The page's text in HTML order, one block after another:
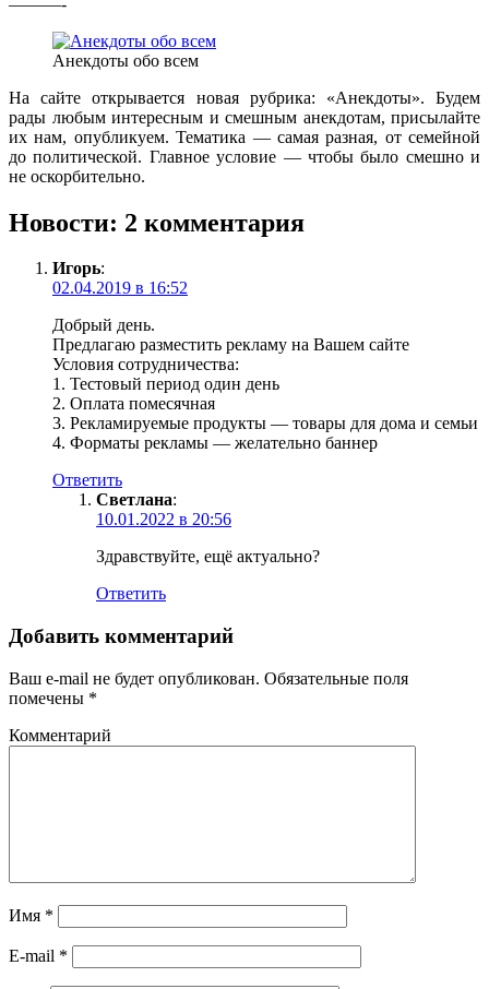
Анекдоты обо всем
На сайте открывается новая рубрика: «Анекдоты». Будем
рады любым интересным и смешным анекдотам, присылайте
их нам, опубликуем. Тематика — самая разная, от семейной
до политической. Главное условие — чтобы было смешно и
не оскорбительно.
Новости: 2 комментария
Игорь:
02.04.2019 в 16:52
Добрый день.
Предлагаю разместить рекламу на Вашем сайте
Условия сотрудничества:
1. Тестовый период один день
2. Оплата помесячная
3. Рекламируемые продукты — товары для дома и семьи
4. Форматы рекламы — желательно баннер
Ответить
Светлана:
10.01.2022 в 20:56
Здравствуйте, ещё актуально?
Ответить
Добавить комментарий
Ваш e-mail не будет опубликован. Обязательные поля
помечены *
Комментарий
Имя *
E-mail *